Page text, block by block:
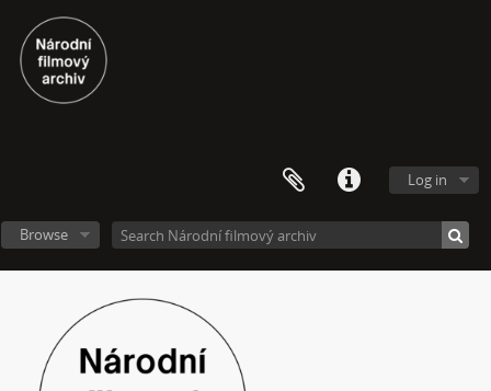
Log in
Browse
[Subseries] Talk & Twerk
[Subseries] Skála u Humpolce
[Subseries] Rokle
[Subseries] O ničem jiném
[Subseries] Motýl v tunelu
[Subseries] Setkání
[Subseries] Moře v zrcadle
[Subseries] Květomluva
[Subseries] Prohnutá dlažba